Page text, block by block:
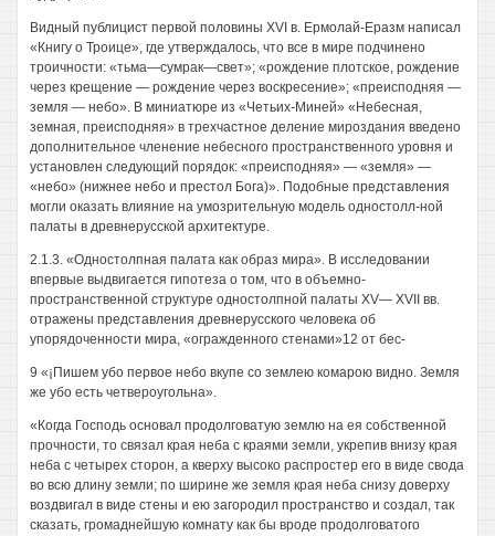
Видный публицист первой половины XVI в. Ермолай-Еразм написал
«Книгу о Троице», где утверждалось, что все в мире подчинено
троичности: «тьма—сумрак—свет»; «рождение плотское, рождение
через крещение — рождение через воскресение»; «преисподняя —
земля — небо». В миниатюре из «Четьих-Миней» «Небесная,
земная, преисподняя» в трехчастное деление мироздания введено
дополнительное членение небесного пространственного уровня и
установлен следующий порядок: «преисподняя» — «земля» —
«небо» (нижнее небо и престол Бога)». Подобные представления
могли оказать влияние на умозрительную модель одностолл-ной
палаты в древнерусской архитектуре.
2.1.3. «Одностолпная палата как образ мира». В исследовании
впервые выдвигается гипотеза о том, что в объемно-
пространственной структуре одностолпной палаты XV— XVII вв.
отражены представления древнерусского человека об
упорядоченности мира, «огражденного стенами»12 от бес-
9 «¡Пишем убо первое небо вкупе со землею комарою видно. Земля
же убо есть четвероугольна».
«Когда Господь основал продолговатую землю на ея собственной
прочности, то связал края неба с краями земли, укрепив внизу края
неба с четырех сторон, а кверху высоко распростер его в виде свода
во всю длину земли; по ширине же земля края неба снизу доверху
воздвигал в виде стены и ею загородил пространство и создал, так
сказать, громаднейшую комнату как бы вроде продолговатого